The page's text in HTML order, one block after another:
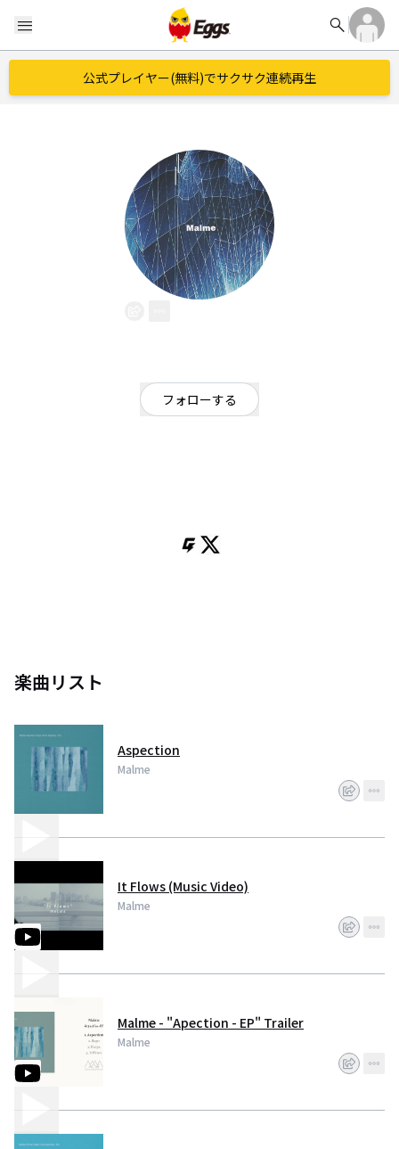
menu search
公式プレイヤー(無料)でサクサク連続再生
フォローする
2018年7月14日自主企画「White Birch」より、1st EP "Aspection"をリリー
楽曲リスト
Aspection
Malme
It Flows (Music Video)
Malme
Malme - "Apection - EP" Trailer
Malme